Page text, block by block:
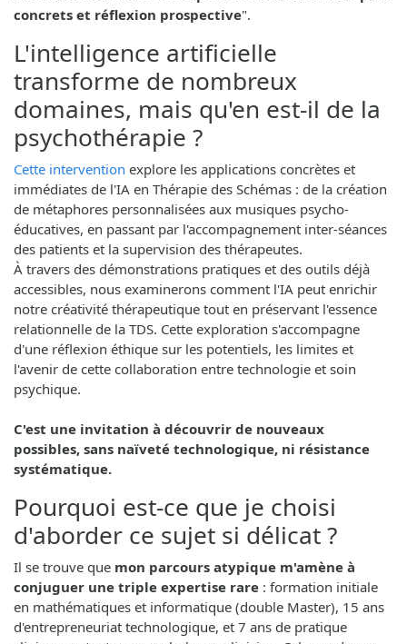
concrets et réflexion prospective".
L'intelligence artificielle
transforme de nombreux
domaines, mais qu'en est-il de la
psychothérapie ?
Cette intervention explore les applications concrètes et
immédiates de l'IA en Thérapie des Schémas : de la création
de métaphores personnalisées aux musiques psycho-
éducatives, en passant par l'accompagnement inter-séances
des patients et la supervision des thérapeutes.
À travers des démonstrations pratiques et des outils déjà
accessibles, nous examinerons comment l'IA peut enrichir
notre créativité thérapeutique tout en préservant l'essence
relationnelle de la TDS. Cette exploration s'accompagne
d'une réflexion éthique sur les potentiels, les limites et
l'avenir de cette collaboration entre technologie et soin
psychique.
C'est une invitation à découvrir de nouveaux
possibles, sans naïveté technologique, ni résistance
systématique.
Pourquoi est-ce que je choisi
d'aborder ce sujet si délicat ?
Il se trouve que mon parcours atypique m'amène à
conjuguer une triple expertise rare : formation initiale
en mathématiques et informatique (double Master), 15 ans
d'entrepreneuriat technologique, et 7 ans de pratique